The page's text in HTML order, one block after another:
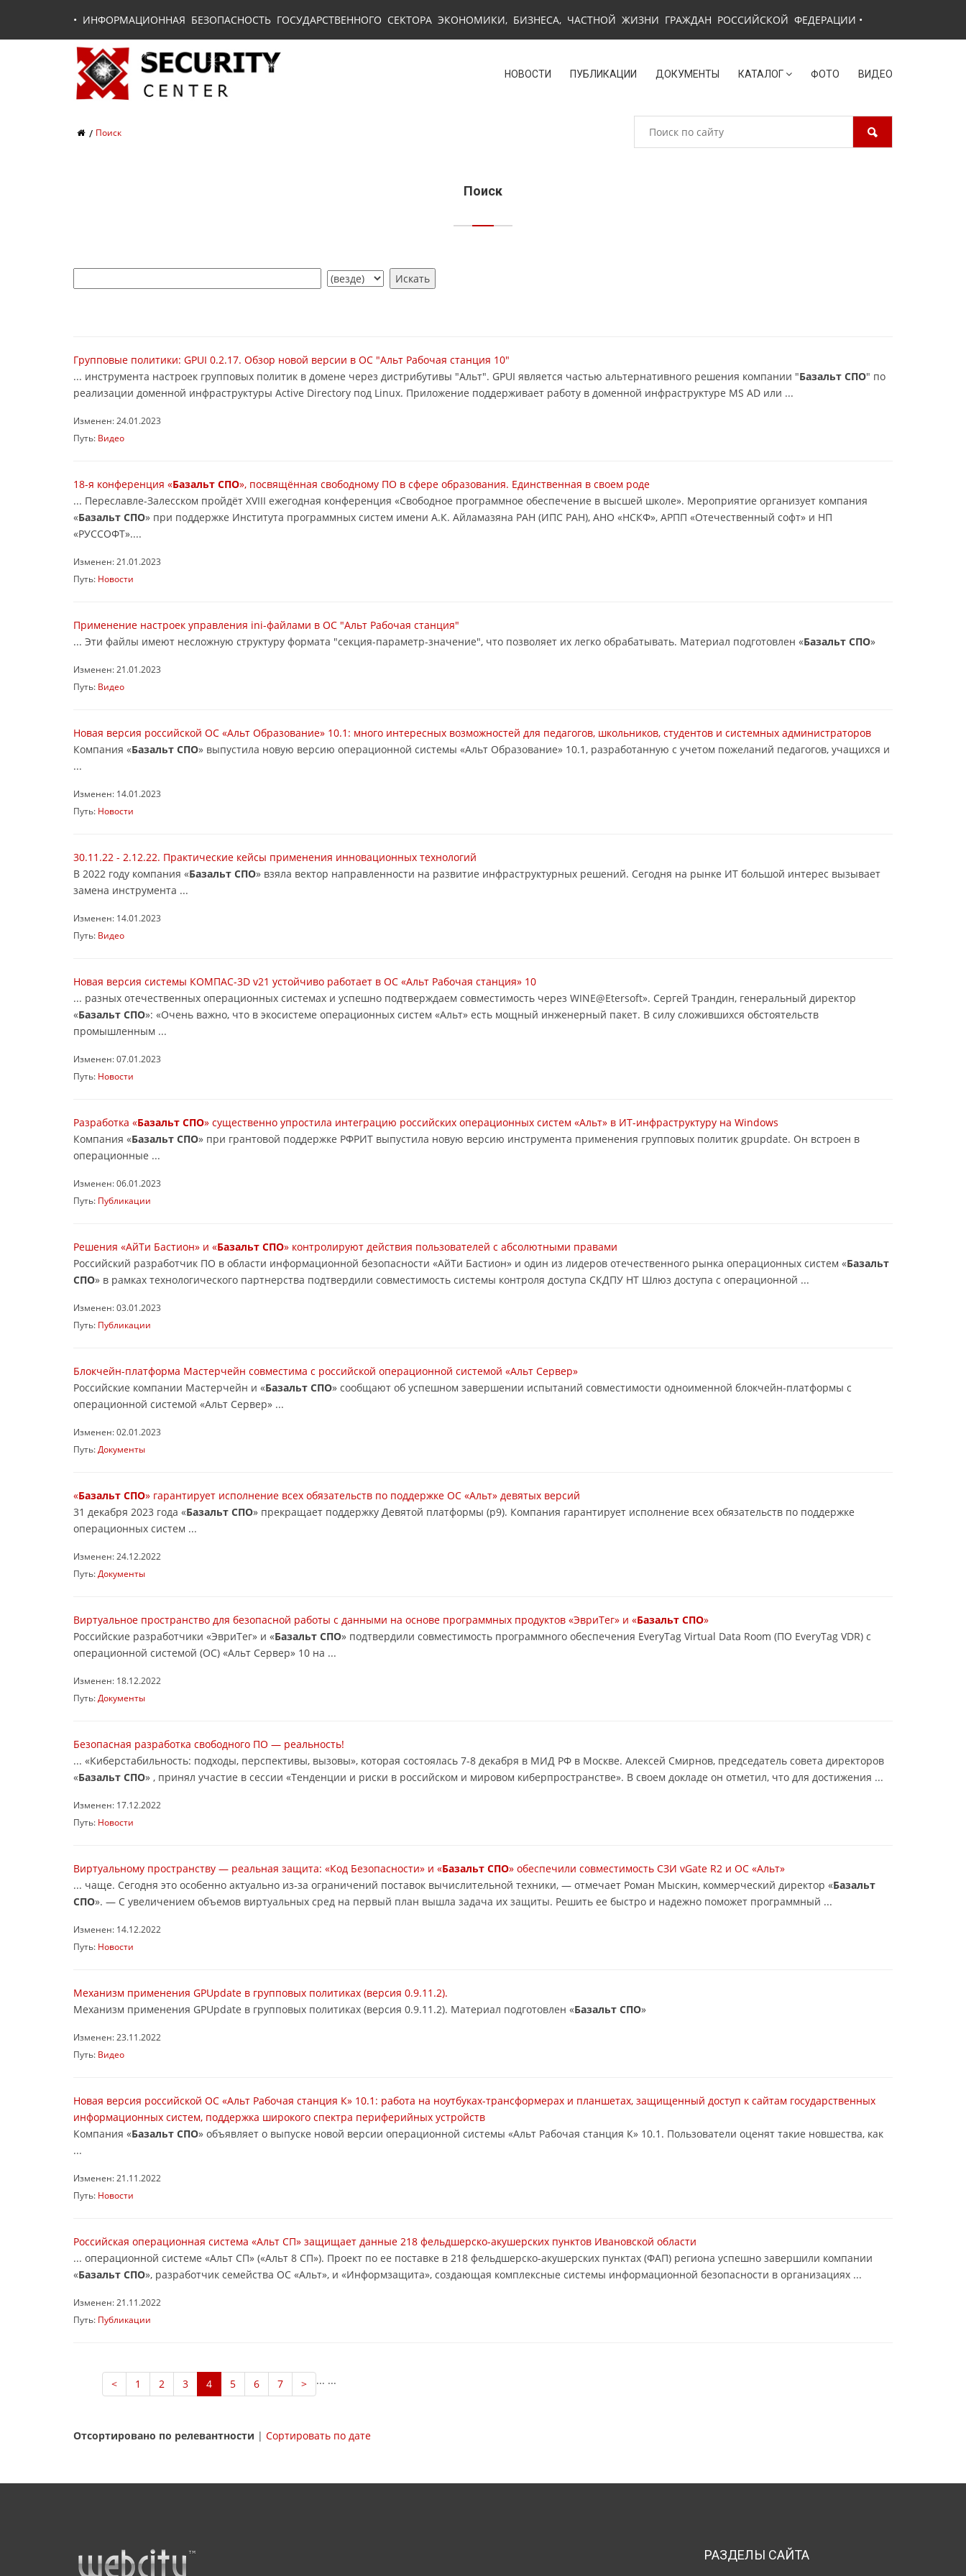
• ИНФОРМАЦИОННАЯ БЕЗОПАСНОСТЬ ГОСУДАРСТВЕННОГО СЕКТОРА ЭКОНОМИКИ, БИЗНЕСА, ЧАСТНОЙ ЖИЗНИ ГРАЖДАН РОССИЙСКОЙ ФЕДЕРАЦИИ •
НОВОСТИ ПУБЛИКАЦИИ ДОКУМЕНТЫ КАТАЛОГ ФОТО ВИДЕО
Поиск
Поиск
Групповые политики: GPUI 0.2.17. Обзор новой версии в ОС "Альт Рабочая станция 10"
... инструмента настроек групповых политик в домене через дистрибутивы "Альт". GPUI является частью альтернативного решения компании "Базальт СПО" по
реализации доменной инфраструктуры Active Directory под Linux. Приложение поддерживает работу в доменной инфраструктуре MS AD или ...
Изменен: 24.01.2023
Путь: Видео
18-я конференция «Базальт СПО», посвящённая свободному ПО в сфере образования. Единственная в своем роде
... Переславле-Залесском пройдёт XVIII ежегодная конференция «Свободное программное обеспечение в высшей школе». Мероприятие организует компания
«Базальт СПО» при поддержке Института программных систем имени А.К. Айламазяна РАН (ИПС РАН), АНО «НСКФ», АРПП «Отечественный софт» и НП
«РУССОФТ»....
Изменен: 21.01.2023
Путь: Новости
Применение настроек управления ini-файлами в ОС "Альт Рабочая станция"
... Эти файлы имеют несложную структуру формата "секция-параметр-значение", что позволяет их легко обрабатывать. Материал подготовлен «Базальт СПО»
Изменен: 21.01.2023
Путь: Видео
Новая версия российской ОС «Альт Образование» 10.1: много интересных возможностей для педагогов, школьников, студентов и системных администраторов
Компания «Базальт СПО» выпустила новую версию операционной системы «Альт Образование» 10.1, разработанную с учетом пожеланий педагогов, учащихся и
...
Изменен: 14.01.2023
Путь: Новости
30.11.22 - 2.12.22. Практические кейсы применения инновационных технологий
В 2022 году компания «Базальт СПО» взяла вектор направленности на развитие инфраструктурных решений. Сегодня на рынке ИТ большой интерес вызывает
замена инструмента ...
Изменен: 14.01.2023
Путь: Видео
Новая версия системы КОМПАС-3D v21 устойчиво работает в ОС «Альт Рабочая станция» 10
... разных отечественных операционных системах и успешно подтверждаем совместимость через WINE@Etersoft». Сергей Трандин, генеральный директор
«Базальт СПО»: «Очень важно, что в экосистеме операционных систем «Альт» есть мощный инженерный пакет. В силу сложившихся обстоятельств
промышленным ...
Изменен: 07.01.2023
Путь: Новости
Разработка «Базальт СПО» существенно упростила интеграцию российских операционных систем «Альт» в ИТ-инфраструктуру на Windows
Компания «Базальт СПО» при грантовой поддержке РФРИТ выпустила новую версию инструмента применения групповых политик gpupdate. Он встроен в
операционные ...
Изменен: 06.01.2023
Путь: Публикации
Решения «АйТи Бастион» и «Базальт СПО» контролируют действия пользователей с абсолютными правами
Российский разработчик ПО в области информационной безопасности «АйТи Бастион» и один из лидеров отечественного рынка операционных систем «Базальт
СПО» в рамках технологического партнерства подтвердили совместимость системы контроля доступа СКДПУ НТ Шлюз доступа с операционной ...
Изменен: 03.01.2023
Путь: Публикации
Блокчейн-платформа Мастерчейн совместима с российской операционной системой «Альт Сервер»
Российские компании Мастерчейн и «Базальт СПО» сообщают об успешном завершении испытаний совместимости одноименной блокчейн-платформы с
операционной системой «Альт Сервер» ...
Изменен: 02.01.2023
Путь: Документы
«Базальт СПО» гарантирует исполнение всех обязательств по поддержке ОС «Альт» девятых версий
31 декабря 2023 года «Базальт СПО» прекращает поддержку Девятой платформы (р9). Компания гарантирует исполнение всех обязательств по поддержке
операционных систем ...
Изменен: 24.12.2022
Путь: Документы
Виртуальное пространство для безопасной работы с данными на основе программных продуктов «ЭвриТег» и «Базальт СПО»
Российские разработчики «ЭвриТег» и «Базальт СПО» подтвердили совместимость программного обеспечения EveryTag Virtual Data Room (ПО EveryTag VDR) с
операционной системой (ОС) «Альт Сервер» 10 на ...
Изменен: 18.12.2022
Путь: Документы
Безопасная разработка свободного ПО — реальность!
... «Киберстабильность: подходы, перспективы, вызовы», которая состоялась 7-8 декабря в МИД РФ в Москве. Алексей Смирнов, председатель совета директоров
«Базальт СПО» , принял участие в сессии «Тенденции и риски в российском и мировом киберпространстве». В своем докладе он отметил, что для достижения ...
Изменен: 17.12.2022
Путь: Новости
Виртуальному пространству — реальная защита: «Код Безопасности» и «Базальт СПО» обеспечили совместимость СЗИ vGate R2 и ОС «Альт»
... чаще. Сегодня это особенно актуально из-за ограничений поставок вычислительной техники, — отмечает Роман Мыскин, коммерческий директор «Базальт
СПО». — С увеличением объемов виртуальных сред на первый план вышла задача их защиты. Решить ее быстро и надежно поможет программный ...
Изменен: 14.12.2022
Путь: Новости
Механизм применения GPUpdate в групповых политиках (версия 0.9.11.2).
Механизм применения GPUpdate в групповых политиках (версия 0.9.11.2). Материал подготовлен «Базальт СПО»
Изменен: 23.11.2022
Путь: Видео
Новая версия российской ОС «Альт Рабочая станция К» 10.1: работа на ноутбуках-трансформерах и планшетах, защищенный доступ к сайтам государственных
информационных систем, поддержка широкого спектра периферийных устройств
Компания «Базальт СПО» объявляет о выпуске новой версии операционной системы «Альт Рабочая станция К» 10.1. Пользователи оценят такие новшества, как
...
Изменен: 21.11.2022
Путь: Новости
Российская операционная система «Альт СП» защищает данные 218 фельдшерско-акушерских пунктов Ивановской области
... операционной системе «Альт СП» («Альт 8 СП»). Проект по ее поставке в 218 фельдшерско-акушерских пунктах (ФАП) региона успешно завершили компании
«Базальт СПО», разработчик семейства ОС «Альт», и «Информзащита», создающая комплексные системы информационной безопасности в организациях ...
Изменен: 21.11.2022
Путь: Публикации
< 1 ...
2 3 4 5 6 ...
7 >
Отсортировано по релевантности | Сортировать по дате
РАЗДЕЛЫ САЙТА